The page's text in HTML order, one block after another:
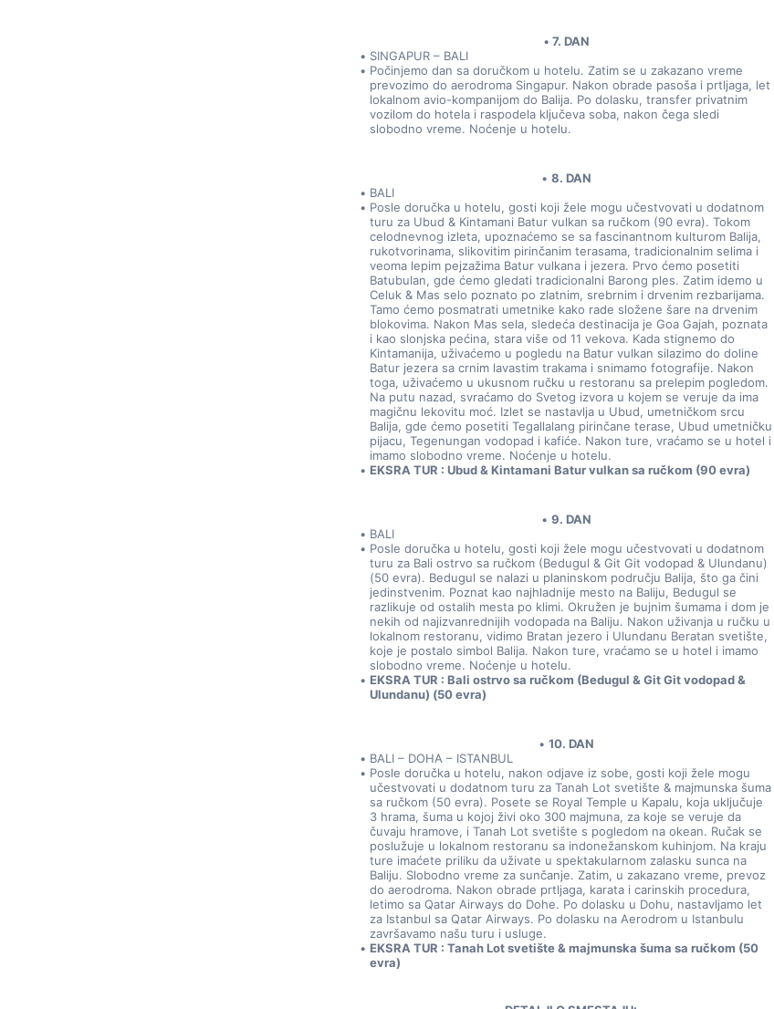
7. DAN
SINGAPUR – BALI
Počinjemo dan sa doručkom u hotelu. Zatim se u zakazano vreme
prevozimo do aerodroma Singapur. Nakon obrade pasoša i prtljaga, let
lokalnom avio-kompanijom do Balija. Po dolasku, transfer privatnim
vozilom do hotela i raspodela ključeva soba, nakon čega sledi
slobodno vreme. Noćenje u hotelu.
8. DAN
BALI
Posle doručka u hotelu, gosti koji žele mogu učestvovati u dodatnom
turu za Ubud & Kintamani Batur vulkan sa ručkom (90 evra). Tokom
celodnevnog izleta, upoznaćemo se sa fascinantnom kulturom Balija,
rukotvorinama, slikovitim pirinčanim terasama, tradicionalnim selima i
veoma lepim pejzažima Batur vulkana i jezera. Prvo ćemo posetiti
Batubulan, gde ćemo gledati tradicionalni Barong ples. Zatim idemo u
Celuk & Mas selo poznato po zlatnim, srebrnim i drvenim rezbarijama.
Tamo ćemo posmatrati umetnike kako rade složene šare na drvenim
blokovima. Nakon Mas sela, sledeća destinacija je Goa Gajah, poznata
i kao slonjska pećina, stara više od 11 vekova. Kada stignemo do
Kintamanija, uživaćemo u pogledu na Batur vulkan silazimo do doline
Batur jezera sa crnim lavastim trakama i snimamo fotografije. Nakon
toga, uživaćemo u ukusnom ručku u restoranu sa prelepim pogledom.
Na putu nazad, svraćamo do Svetog izvora u kojem se veruje da ima
magičnu lekovitu moć. Izlet se nastavlja u Ubud, umetničkom srcu
Balija, gde ćemo posetiti Tegallalang pirinčane terase, Ubud umetničku
pijacu, Tegenungan vodopad i kafiće. Nakon ture, vraćamo se u hotel i
imamo slobodno vreme. Noćenje u hotelu.
EKSRA TUR : Ubud & Kintamani Batur vulkan sa ručkom (90 evra)
9. DAN
BALI
Posle doručka u hotelu, gosti koji žele mogu učestvovati u dodatnom
turu za Bali ostrvo sa ručkom (Bedugul & Git Git vodopad & Ulundanu)
(50 evra). Bedugul se nalazi u planinskom području Balija, što ga čini
jedinstvenim. Poznat kao najhladnije mesto na Baliju, Bedugul se
razlikuje od ostalih mesta po klimi. Okružen je bujnim šumama i dom je
nekih od najizvanrednijih vodopada na Baliju. Nakon uživanja u ručku u
lokalnom restoranu, vidimo Bratan jezero i Ulundanu Beratan svetište,
koje je postalo simbol Balija. Nakon ture, vraćamo se u hotel i imamo
slobodno vreme. Noćenje u hotelu.
EKSRA TUR : Bali ostrvo sa ručkom (Bedugul & Git Git vodopad &
Ulundanu) (50 evra)
10. DAN
BALI – DOHA – ISTANBUL
Posle doručka u hotelu, nakon odjave iz sobe, gosti koji žele mogu
učestvovati u dodatnom turu za Tanah Lot svetište & majmunska šuma
sa ručkom (50 evra). Posete se Royal Temple u Kapalu, koja uključuje
3 hrama, šuma u kojoj živi oko 300 majmuna, za koje se veruje da
čuvaju hramove, i Tanah Lot svetište s pogledom na okean. Ručak se
poslužuje u lokalnom restoranu sa indonežanskom kuhinjom. Na kraju
ture imaćete priliku da uživate u spektakularnom zalasku sunca na
Baliju. Slobodno vreme za sunčanje. Zatim, u zakazano vreme, prevoz
do aerodroma. Nakon obrade prtljaga, karata i carinskih procedura,
letimo sa Qatar Airways do Dohe. Po dolasku u Dohu, nastavljamo let
za Istanbul sa Qatar Airways. Po dolasku na Aerodrom u Istanbulu
završavamo našu turu i usluge.
EKSRA TUR : Tanah Lot svetište & majmunska šuma sa ručkom (50
evra)